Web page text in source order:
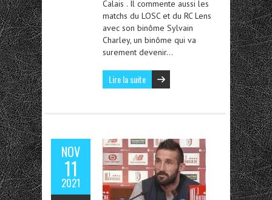
Calais . Il commente aussi les
matchs du LOSC et du RC Lens
avec son binôme Sylvain
Charley, un binôme qui va
surement devenir…
Lire la suite
NOV
11
2021